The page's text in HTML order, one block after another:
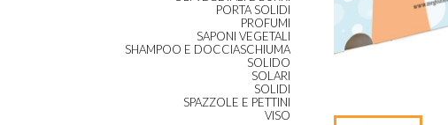
PORTA SOLIDI
PROFUMI
SAPONI VEGETALI
SHAMPOO E DOCCIASCHIUMA
SOLIDO
SOLARI
SOLIDI
SPAZZOLE E PETTINI
VISO